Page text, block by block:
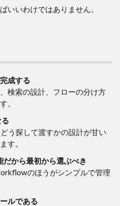
いいわけではありません。
成する
検索の設計、フローの分け方
。
う探して渡すかの設計が甘い
す。
から最初から選ぶべき
のほうがシンプルで管理
ルである